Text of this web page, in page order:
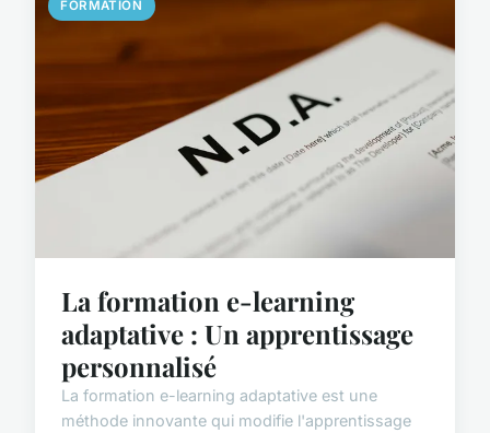
FORMATION
La formation e-learning
adaptative : Un apprentissage
personnalisé
La formation e-learning adaptative est une
méthode innovante qui modifie l'apprentissage